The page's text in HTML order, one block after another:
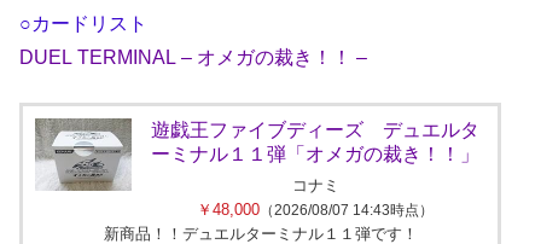
○カードリスト
DUEL TERMINAL – オメガの裁き！！ –
遊戯王ファイブディーズ デュエルタ
ーミナル１１弾「オメガの裁き！！」
コナミ
￥48,000 （2026/08/07 14:43時点）
新商品！！デュエルターミナル１１弾です！